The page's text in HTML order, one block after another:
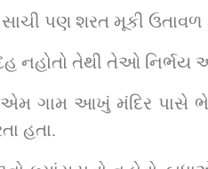
પણ શરત મૂકી ઉતાવળ
નહોતો તેથી તેઓ નિર્ભય
એમ ગામ આખું મંદિર પાસે
હતા.